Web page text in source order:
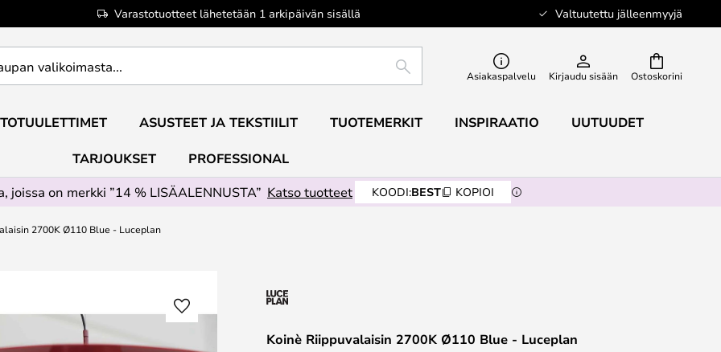
Varastotuotteet lähetetään 1 arkipäivän sisällä Valtuutettu jälleenmyyjä
Ostoskorini
ETSI Asiakaspalvelu Kirjaudu sisään
ASUSTEET JA TEKSTIILIT TUOTEMERKIT INSPIRAATIO UUTUUDET
TARJOUKSET
PROFESSIONAL
joissa on merkki ”14 % LISÄALENNUSTA” Katso tuotteet KOODI:BEST KOPIOI
2700K Ø110 Blue - Luceplan
Koinè Riippuvalaisin 2700K Ø110 Blue - Luceplan